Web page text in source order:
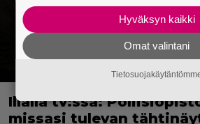
Illalla tv:ssä:
missasi tulevan
Hyväksyn kaikki
Omat valintani